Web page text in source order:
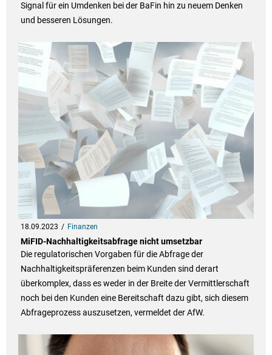
Signal für ein Umdenken bei der BaFin hin zu neuem Denken
und besseren Lösungen.
18.09.2023 Finanzen
MiFID-Nachhaltigkeitsabfrage nicht umsetzbar
Die regulatorischen Vorgaben für die Abfrage der
Nachhaltigkeitspräferenzen beim Kunden sind derart
überkomplex, dass es weder in der Breite der Vermittlerschaft
noch bei den Kunden eine Bereitschaft dazu gibt, sich diesem
Abfrageprozess auszusetzen, vermeldet der AfW.